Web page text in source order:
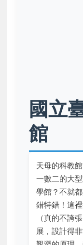
國立
館
天母的科教
一數二的大型
學館？不就
錯特錯！這
（真的不誇
展，設計得